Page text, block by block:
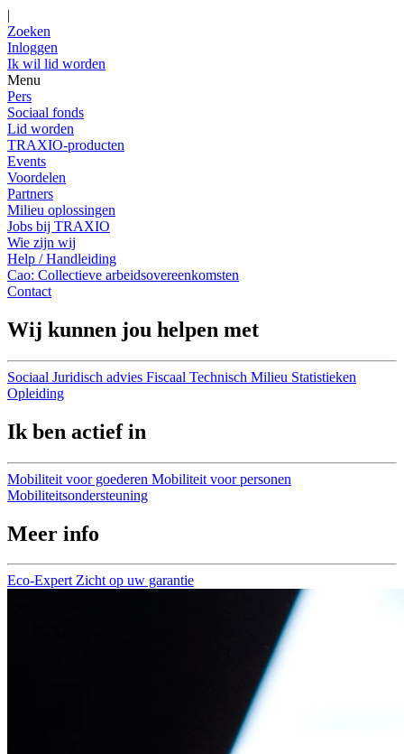
|
Zoeken
Inloggen
Ik wil lid worden
Menu
Pers
Sociaal fonds
Lid worden
TRAXIO-producten
Events
Voordelen
Partners
Milieu oplossingen
Jobs bij TRAXIO
Wie zijn wij
Help / Handleiding
Cao: Collectieve arbeidsovereenkomsten
Contact
Wij kunnen jou helpen met
Sociaal Juridisch advies Fiscaal Technisch Milieu Statistieken
Opleiding
Ik ben actief in
Mobiliteit voor goederen Mobiliteit voor personen
Mobiliteitsondersteuning
Meer info
Eco-Expert Zicht op uw garantie